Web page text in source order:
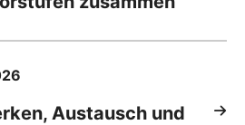
Austausch und